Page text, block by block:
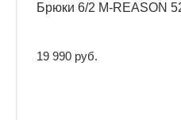
Брюки 6/2 M-REASON
19 990 руб.